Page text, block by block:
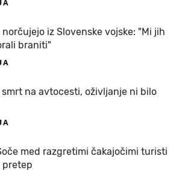
iz Slovenske vojske: "Mi jih
braniti"
na avtocesti, oživljanje ni bilo
med razgretimi čakajočimi turisti
pretep